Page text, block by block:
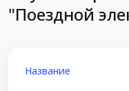
"Поездной
Название